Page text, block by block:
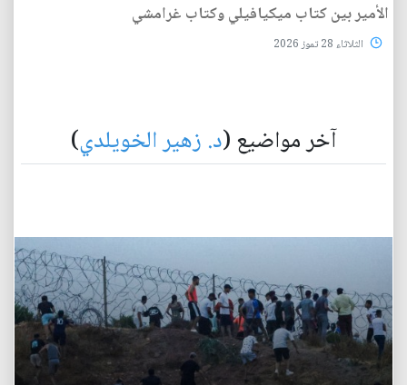
الأمير بين كتاب ميكيافيلي وكتاب غرامشي
الثلاثاء 28 تموز 2026
آخر مواضيع (د. زهير الخويلدي)